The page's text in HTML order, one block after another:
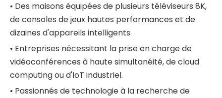
• Des maisons équipées de plusieurs téléviseurs 8K,
de consoles de jeux hautes performances et de
dizaines d'appareils intelligents.
• Entreprises nécessitant la prise en charge de
vidéoconférences à haute simultanéité, de cloud
computing ou d'IoT industriel.
• Passionnés de technologie à la recherche de